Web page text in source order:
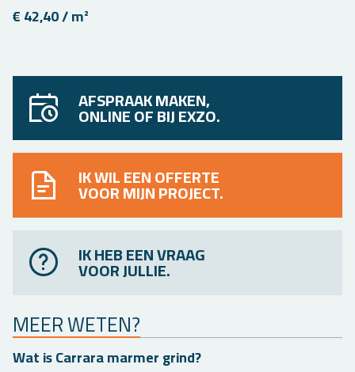
€ 42,40 / m²
AFSPRAAK MAKEN,
ONLINE OF BIJ EXZO.
IK WIL EEN OFFERTE
VOOR MIJN PROJECT.
IK HEB EEN VRAAG
VOOR JULLIE.
MEER WETEN?
Wat is Car­ra­ra mar­mer grind?